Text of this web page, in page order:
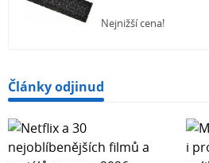
Nejnižší cena!
Články odjinud